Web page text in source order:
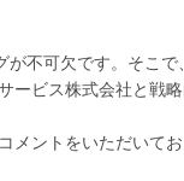
不可欠です。そこ
ビス株式会社と戦
ントをいただいてお